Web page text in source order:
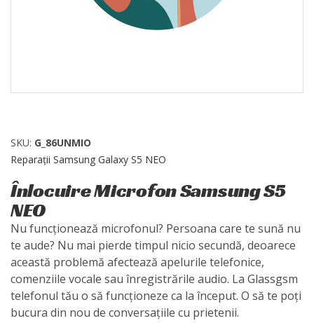
SKU: G_86UNMIO
Reparații Samsung Galaxy S5 NEO
Înlocuire Microfon Samsung S5
NEO
Nu funcționează microfonul? Persoana care te sună nu
te aude? Nu mai pierde timpul nicio secundă, deoarece
această problemă afectează apelurile telefonice,
comenziile vocale sau înregistrările audio. La Glassgsm
telefonul tău o să funcționeze ca la început. O să te poți
bucura din nou de conversațiile cu prietenii.